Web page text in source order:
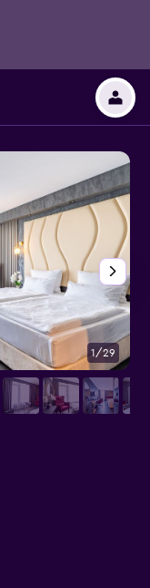
1/29